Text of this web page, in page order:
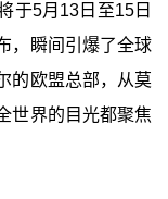
于5月13日至15日
，瞬间引爆了全球
的欧盟总部，从莫
世界的目光都聚焦